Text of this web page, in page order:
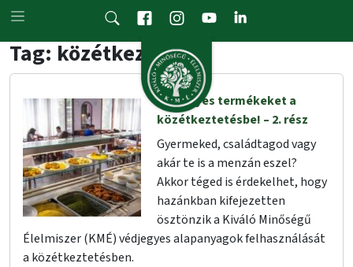
Skip to main content
Tag: közétkeztetés
Védjegyes termékeket a
közétkeztetésbe! – 2. rész
Gyermeked, családtagod vagy
akár te is a menzán eszel?
Akkor téged is érdekelhet, hogy
hazánkban kifejezetten
ösztönzik a Kiváló Minőségű
Élelmiszer (KMÉ) védjegyes alapanyagok felhasználását
a közétkeztetésben.